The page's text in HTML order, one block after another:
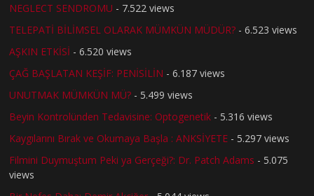
NEGLECT SENDROMU - 7.522 views
TELEPATİ BİLİMSEL OLARAK MÜMKÜN MÜDÜR? - 6.523 views
AŞKIN ETKİSİ - 6.520 views
ÇAĞ BAŞLATAN KEŞİF: PENİSİLİN - 6.187 views
UNUTMAK MÜMKÜN MÜ? - 5.499 views
Beyin Kontrolünden Tedavisine: Optogenetik - 5.316 views
Kaygılarını Bırak ve Okumaya Başla : ANKSİYETE - 5.297 views
Filmini Duymuştum Peki ya Gerçeği?: Dr. Patch Adams - 5.075
views